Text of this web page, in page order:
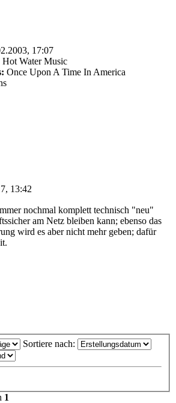
17:07
Hot Water Music
Once Upon A Time In America
13:42
nochmal komplett technisch "neu"
am Netz bleiben kann; ebenso das
wird es aber nicht mehr geben; dafür
Sortiere nach:
1